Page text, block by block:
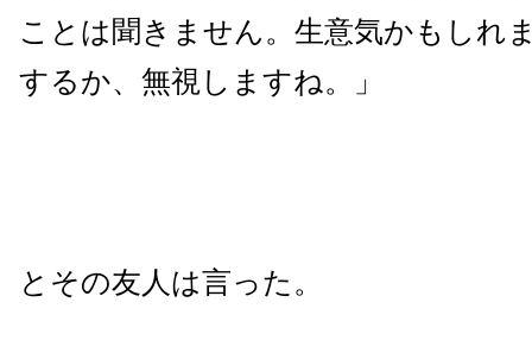
ことは聞きません。生意気かもしれ
するか、無視しますね。」
とその友人は言った。